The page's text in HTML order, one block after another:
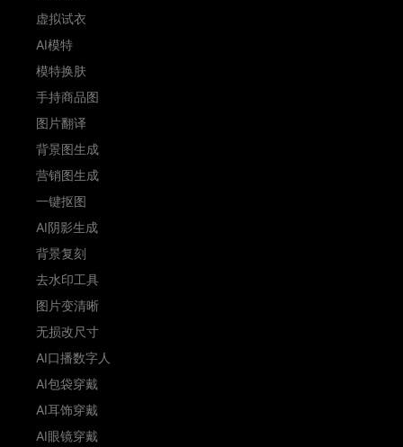
虚拟试衣
AI模特
模特换肤
手持商品图
图片翻译
背景图生成
营销图生成
一键抠图
AI阴影生成
背景复刻
去水印工具
图片变清晰
无损改尺寸
AI口播数字人
AI包袋穿戴
AI耳饰穿戴
AI眼镜穿戴